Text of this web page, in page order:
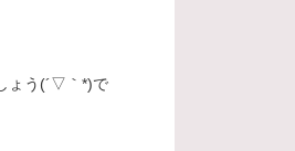
ょう(´▽｀*)で